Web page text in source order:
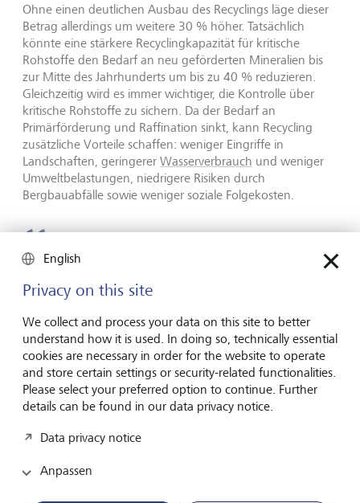
Ohne einen deutlichen Ausbau des Recyclings läge dieser
Betrag allerdings um weitere 30 % höher. Tatsächlich
könnte eine stärkere Recyclingkapazität für kritische
Rohstoffe den Bedarf an neu geförderten Mineralien bis
zur Mitte des Jahrhunderts um bis zu 40 % reduzieren.
Gleichzeitig wird es immer wichtiger, die Kontrolle über
kritische Rohstoffe zu sichern. Da der Bedarf an
Primärförderung und Raffination sinkt, kann Recycling
zusätzliche Vorteile schaffen: weniger Eingriffe in
Landschaften, geringerer Wasserverbrauch und weniger
Umweltbelastungen, niedrigere Risiken durch
Bergbauabfälle sowie weniger soziale Folgekosten.
entscheidenden Faktor für die
Versorgung mit den Rohstoffen der
Energiewende.
Erfreulicherweise werden die Recyclingkapazitäten derzeit
zügig ausgebaut. Dazu tragen auch die wirtschaftlichen
Rahmenbedingungen bei, denn die Preise für Lithium,
Produktionsabfälle die wichtigste Quelle für
Recyclingmaterial bleiben. Doch sobald die ersten
Generationen von Batterien aus stationären Speichern und
English
Privacy on this site
We collect and process your data on this site to better
understand how it is used. In doing so, technically essential
cookies are necessary in order for the website to operate
and store certain settings or security-related functionalities.
Please select your preferred option to continue. Further
details can be found in our data privacy notice.
Data privacy notice
Anpassen